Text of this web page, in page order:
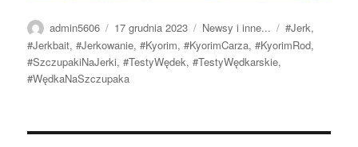
Autor
admin5606
Data
publikacji
17 grudnia 2023 Kategorie
Newsy i inne... Tagi
#Jerk,
#Jerkbait,#Jerkowanie,#Kyorim,#KyorimCarza,#KyorimRod,
#SzczupakiNaJerki,#TestyWędek,#TestyWędkarskie,
#WędkaNaSzczupaka